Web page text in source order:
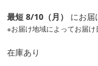
最短 8/10（月） にお届
※お届け地域によってお届け
在庫あり